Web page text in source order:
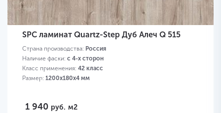
SPC ламинат Quartz-Step Дуб Алеч Q 515
Страна производства: Россия
Наличие фаски: с 4-х сторон
Класс применения: 42 класс
Размер: 1200х180х4 мм
1 940 руб. м2